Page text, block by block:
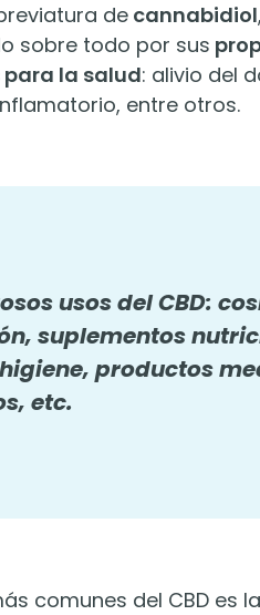
de cannabidiol
sobre todo por sus
la salud: alivio del
entre otros.
usos del CBD:
suplementos
productos
etc.
comunes del CBD es